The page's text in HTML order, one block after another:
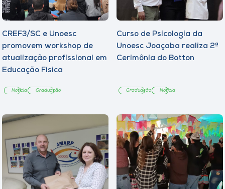
CREF3/SC e Unoesc
promovem workshop de
atualização profissional em
Educação Física
Notícia Graduação
Curso de Psicologia da
Unoesc Joaçaba realiza 2ª
Cerimônia do Botton
Graduação Notícia